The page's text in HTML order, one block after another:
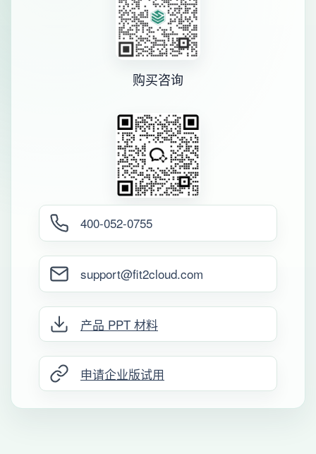
购买咨询
400-052-0755
support@fit2cloud.com
产品 PPT 材料
申请企业版试用